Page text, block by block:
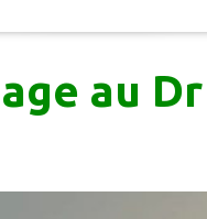
au